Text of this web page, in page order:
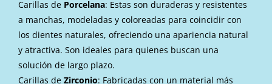
Carillas de Porcelana: Estas son duraderas y resistentes
a manchas, modeladas y coloreadas para coincidir con
los dientes naturales, ofreciendo una apariencia natural
y atractiva. Son ideales para quienes buscan una
solución de largo plazo.
Carillas de Zirconio: Fabricadas con un material más